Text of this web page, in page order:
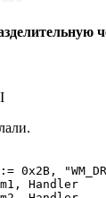
:= 0x2B,
Handler